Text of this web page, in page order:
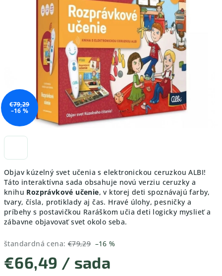
Objav kúzelný svet učenia s elektronickou ceruzkou ALBI!
Táto interaktívna sada obsahuje novú verziu ceruzky a
knihu Rozprávkové učenie, v ktorej deti spoznávajú farby,
tvary, čísla, protiklady aj čas. Hravé úlohy, pesničky a
príbehy s postavičkou Raráškom učia deti logicky myslieť a
zábavne objavovať svet okolo seba.
štandardná cena: €79,29 –16 %
€66,49 / sada
€79,29
–16 %